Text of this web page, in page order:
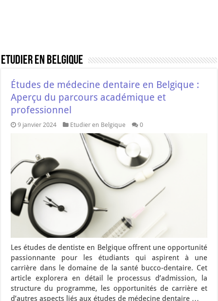
Etudier en Belgique
Études de médecine dentaire en Belgique :
Aperçu du parcours académique et
professionnel
9 janvier 2024 Etudier en Belgique 0
Les études de dentiste en Belgique offrent une opportunité
passionnante pour les étudiants qui aspirent à une
carrière dans le domaine de la santé bucco-dentaire. Cet
article explorera en détail le processus d’admission, la
structure du programme, les opportunités de carrière et
d’autres aspects liés aux études de médecine dentaire …